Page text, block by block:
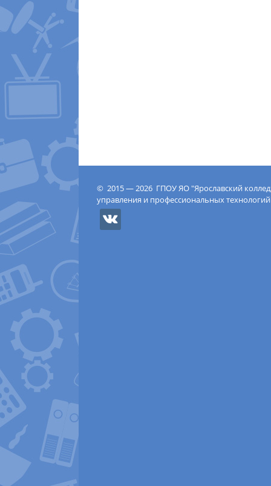
© 2015 — 2026 ГПОУ ЯО "Ярославский
управления и профессиональных